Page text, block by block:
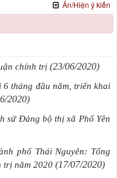
Ẩn/Hiện ý kiến
chính trị (23/06/2020)
tháng đầu năm, triển khai
2020)
sử Đảng bộ thị xã Phổ Yên
phố Thái Nguyên: Tổng
trị năm 2020 (17/07/2020)